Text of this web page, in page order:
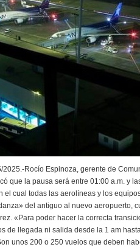
2025.-Rocío Espinoza, gerente de
que la pausa será entre 01:00 a.m. y
el cual todas las aerolíneas y los
del antiguo al nuevo aeropuerto,
«Para poder hacer la correcta
de llegada ni salida desde la 1 am
unos 200 o 250 vuelos que deben